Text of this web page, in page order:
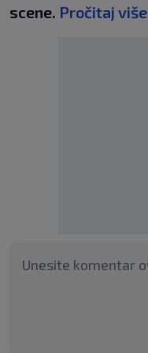
scene. Pročitaj više